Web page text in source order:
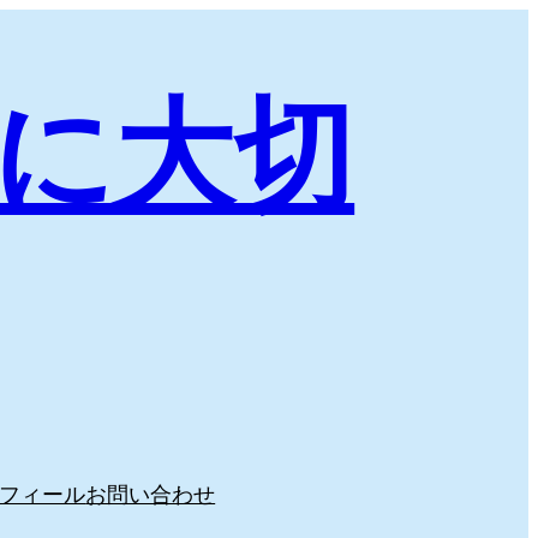
大切
ィールお問い合わせ